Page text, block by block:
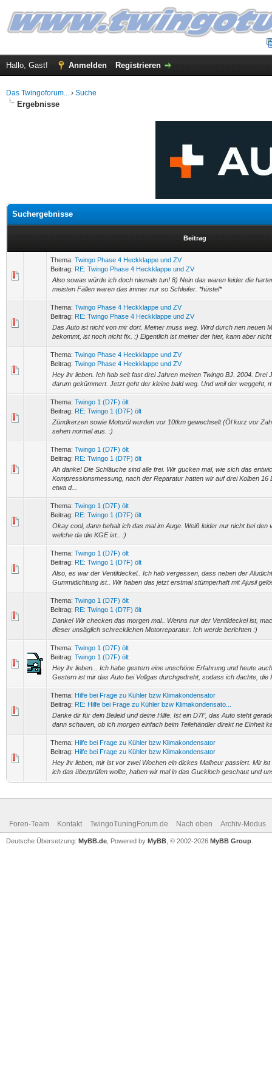
Hallo, Gast! Anmelden Registrieren
Das Twingoforum... › Suche
Ergebnisse
Suchergebnisse
Beitrag
Thema: Twingo Phase 4 Heckklappe und ZV
Beitrag: RE: Twingo Phase 4 Heckklappe und ZV
Also sowas würde ich doch niemals tun! 8) Nein das waren leider die
meisten Fällen waren das immer nur so Schleifer. *hüstel*
Thema: Twingo Phase 4 Heckklappe und ZV
Beitrag: RE: Twingo Phase 4 Heckklappe und ZV
Das Auto ist nicht von mir dort. Meiner muss weg. Wird durch nen neuen
bekommt, ist noch nicht fix. :) Eigentlich ist meiner der hier, kann aber
Thema: Twingo Phase 4 Heckklappe und ZV
Beitrag: Twingo Phase 4 Heckklappe und ZV
Hey ihr lieben. Ich hab seit fast drei Jahren meinen Twingo BJ. 2004. Drei
darum gekümmert. Jetzt geht der kleine bald weg. Und weil der weggeht,
Thema: Twingo 1 (D7F) ölt
Beitrag: RE: Twingo 1 (D7F) ölt
Zündkerzen sowie Motoröl wurden vor 10tkm gewechselt (Öl kurz vor
sehen normal aus. :)
Thema: Twingo 1 (D7F) ölt
Beitrag: RE: Twingo 1 (D7F) ölt
Ah danke! Die Schläuche sind alle frei. Wir gucken mal, wie sich das
Kompressionsmessung, nach der Reparatur hatten wir auf drei Kolben 16
etwa d...
Thema: Twingo 1 (D7F) ölt
Beitrag: RE: Twingo 1 (D7F) ölt
Okay cool, dann behalt ich das mal im Auge. Weiß leider nur nicht bei den
welche da die KGE ist.. :)
Thema: Twingo 1 (D7F) ölt
Beitrag: RE: Twingo 1 (D7F) ölt
Also, es war der Ventildeckel.. Ich hab vergessen, dass neben der
Gummidichtung ist.. Wir haben das jetzt erstmal stümperhaft mit Ajusil
Thema: Twingo 1 (D7F) ölt
Beitrag: RE: Twingo 1 (D7F) ölt
Danke! Wir checken das morgen mal.. Wenns nur der Ventildeckel ist,
dieser unsäglich schrecklichen Motorreparatur. Ich werde berichten :)
Thema: Twingo 1 (D7F) ölt
Beitrag: Twingo 1 (D7F) ölt
Hey ihr lieben... Ich habe gestern eine unschöne Erfahrung und heute
Gestern ist mir das Auto bei Vollgas durchgedreht, sodass ich dachte, die
Thema: Hilfe bei Frage zu Kühler bzw Klimakondensator
Beitrag: RE: Hilfe bei Frage zu Kühler bzw Klimakondensato...
Danke dir für dein Beileid und deine Hilfe. Ist ein D7F, das Auto steht
dann schauen, ob ich morgen einfach beim Teilehändler direkt ne Einheit
Thema: Hilfe bei Frage zu Kühler bzw Klimakondensator
Beitrag: Hilfe bei Frage zu Kühler bzw Klimakondensator
Hey ihr lieben, mir ist vor zwei Wochen ein dickes Malheur passiert. Mir
ich das überprüfen wollte, haben wir mal in das Guckloch geschaut und
Foren-Team Kontakt TwingoTuningForum.de Nach oben Archiv-Modus
Deutsche Übersetzung: MyBB.de , Powered by MyBB , © 2002-2026 MyBB Group